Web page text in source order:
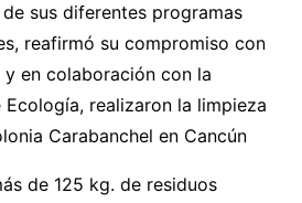
sus diferentes programas
reafirmó su compromiso con
en colaboración con la
Ecología, realizaron la limpieza
Carabanchel en Cancún
de 125 kg. de residuos